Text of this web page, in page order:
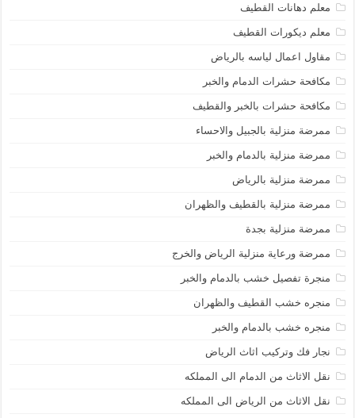
معلم دهانات القطيف
معلم ديكورات القطيف
مقاول اعمال لياسه بالرياض
مكافحة حشرات الدمام والخبر
مكافحة حشرات بالخبر والقطيف
ممرضة منزلية بالجبيل والاحساء
ممرضة منزلية بالدمام والخبر
ممرضة منزلية بالرياض
ممرضة منزلية بالقطيف والظهران
ممرضة منزلية بجدة
ممرضة ورعاية منزلية الرياض والخرج
منجرة تفصيل خشب بالدمام والخبر
منجره خشب القطيف والظهران
منجره خشب بالدمام والخبر
نجار فك وتركيب اثاث الرياض
نقل الاثاث من الدمام الى المملكه
نقل الاثاث من الرياض الى المملكه